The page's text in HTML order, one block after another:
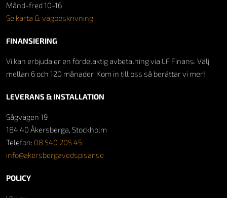
Månd-fred 10-16
Se karta & vägbeskrivning
FINANSIERING
Vi kan erbjuda er en fördelaktig avbetalning via LF Finans. Välj
mellan 6 och 120 månader. Kom in till oss så berättar vi mer!
LEVERANS & INSTALLATION
Sågvägen 19
184 40 Åkersberga, Stockholm
Telefon: 08 540 205 45
info@akersbergavedspisar.se
POLICY